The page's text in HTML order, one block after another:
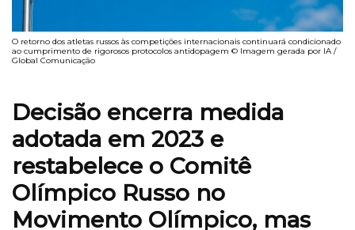
O retorno dos atletas russos às competições internacionais continuará condicionado
ao cumprimento de rigorosos protocolos antidopagem © Imagem gerada por IA /
Global Comunicação
Decisão encerra medida
adotada em 2023 e
restabelece o Comitê
Olímpico Russo no
Movimento Olímpico, mas